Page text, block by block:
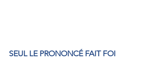
SEUL LE PRONONCÉ FAIT FOI